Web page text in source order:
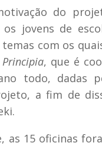
do
os jovens de
com os
Principia, que é
todo, dadas
a fim de
as 15 oficinas